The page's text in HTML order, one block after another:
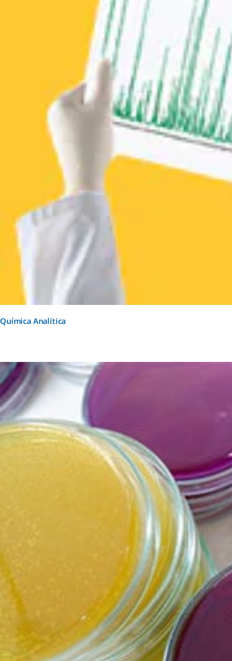
Química Analítica